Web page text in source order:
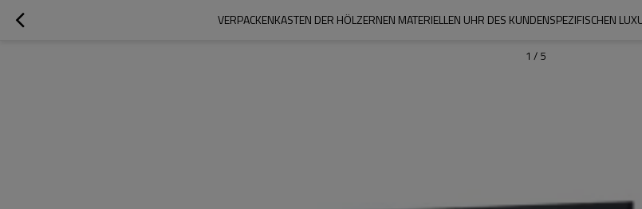
VERPACKENKASTEN DER HÖLZERNEN MATERIELLEN UHR DES KUNDENSPEZIFISCHEN
1 / 5